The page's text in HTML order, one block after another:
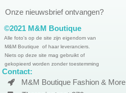
Onze nieuwsbrief ontvangen?
©2021 M&M Boutique
Alle foto's op de site zijn eigendom van
M&M Boutique of haar leveranciers.
Niets op deze site mag gebruikt of
gekopieerd worden zonder toestemming
Contact:
M&M Boutique Fashion & More